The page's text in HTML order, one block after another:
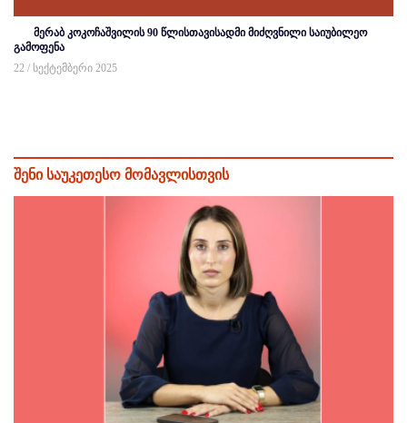
მერაბ კოკოჩაშვილის 90 წლისთავისადმი მიძღვნილი საიუბილეო
გამოფენა
22 / სექტემბერი 2025
შენი საუკეთესო მომავლისთვის